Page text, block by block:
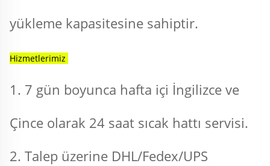
yükleme kapasitesine sahiptir.
Hizmetlerimiz
1. 7 gün boyunca hafta içi İngilizce ve
Çince olarak 24 saat sıcak hattı servisi.
2. Talep üzerine DHL/Fedex/UPS